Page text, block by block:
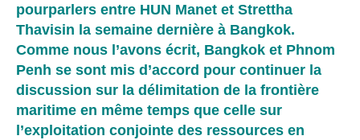
pourparlers entre HUN Manet et Strettha
Thavisin la semaine dernière à Bangkok.
Comme nous l’avons écrit, Bangkok et Phnom
Penh se sont mis d’accord pour continuer la
discussion sur la délimitation de la frontière
maritime en même temps que celle sur
l’exploitation conjointe des ressources en